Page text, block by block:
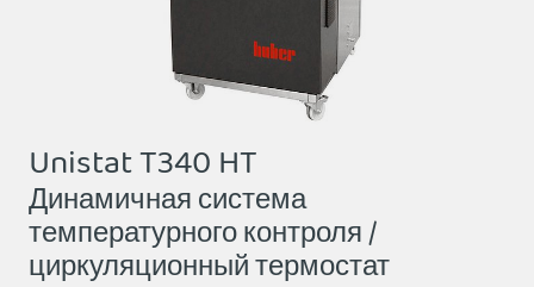
Unistat T340 HT
Динамичная система
температурного контроля /
циркуляционный термостат